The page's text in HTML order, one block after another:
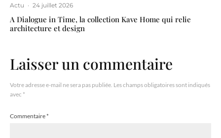
Actu · 24 juillet 2026
A Dialogue in Time, la collection Kave Home qui relie
architecture et design
Laisser un commentaire
Votre adresse e-mail ne sera pas publiée. Les champs obligatoires sont indiqués
avec *
Commentaire*